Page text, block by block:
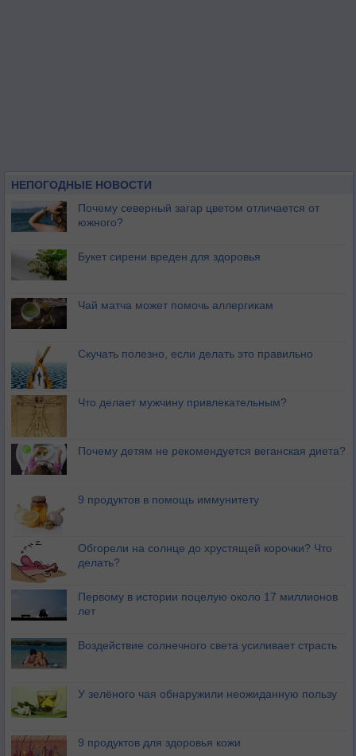
НЕПОГОДНЫЕ НОВОСТИ
Почему северный загар цветом отличается от
южного?
Букет сирени вреден для здоровья
Чай матча может помочь аллергикам
Скучать полезно, если делать это правильно
Что делает мужчину привлекательным?
Почему детям не рекомендуется веганская диета?
9 продуктов в помощь иммунитету
Обгорели на солнце до хрустящей корочки? Что
делать?
Первому в истории поцелую около 17 миллионов
лет
Воздействие солнечного света усиливает страсть
У зелёного чая обнаружили неожиданную пользу
9 продуктов для здоровья кожи